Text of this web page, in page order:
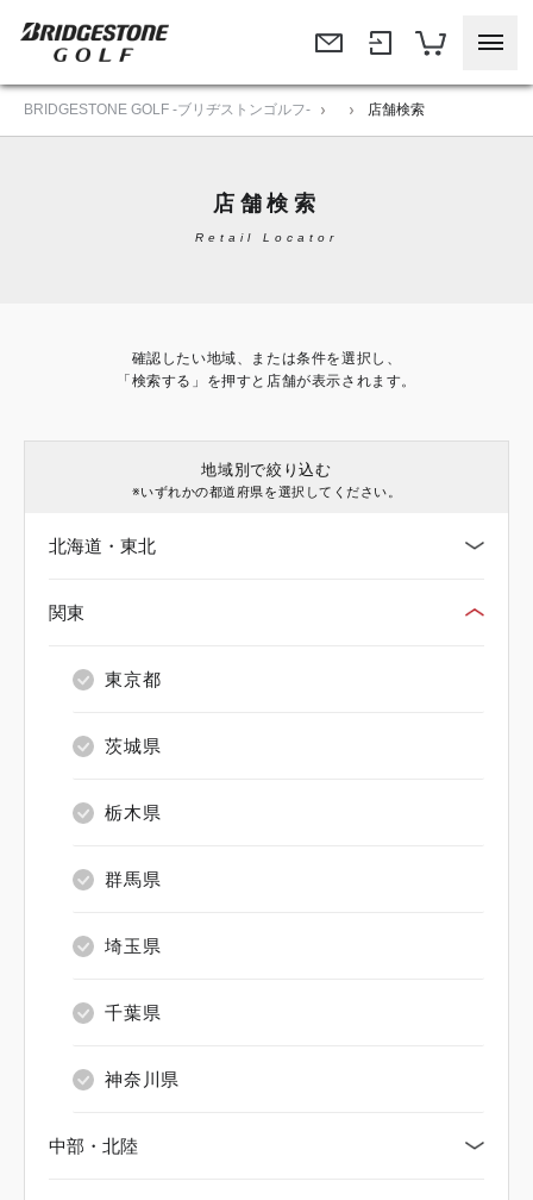
BRIDGESTONE GOLF -ブリヂストンゴルフ- 店舗検索
店舗検索
Retail Locator
確認したい地域、または条件を選択し、
「検索する」を押すと店舗が表示されます。
地域別で絞り込む
※いずれかの都道府県を選択してください。
北海道・東北
青森県
岩手県
宮城県
秋田県
山形県
福島県
関東
東京都
茨城県
栃木県
群馬県
埼玉県
千葉県
神奈川県
中部・北陸